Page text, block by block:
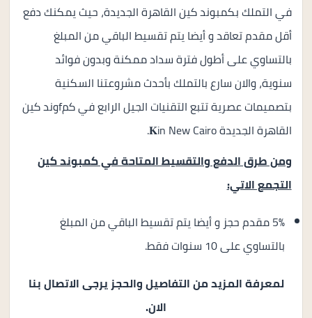
في التملك بكمبوند كين القاهرة الجديدة، حيث يمكنك دفع
أقل مقدم تعاقد و أيضا يتم تقسيط الباقي من المبلغ
بالتساوي على أطول فترة سداد ممكنة وبدون فوائد
سنوية، والان سارع بالتملك بأحدث مشروعتنا السكنية
بتصميمات عصرية تتبع التقنيات الجيل الرابع في كمfوند كين
القاهرة الجديدة 𝐊in New Cairo.
ومن طرق الدفع والتقسيط المتاحة في كمبوند كين
التجمع الاتي:
5% مقدم حجز و أيضا يتم تقسيط الباقي من المبلغ
بالتساوي على 10 سنوات فقط.
لمعرفة المزيد من التفاصيل والحجز يرجى الاتصال بنا
الان.